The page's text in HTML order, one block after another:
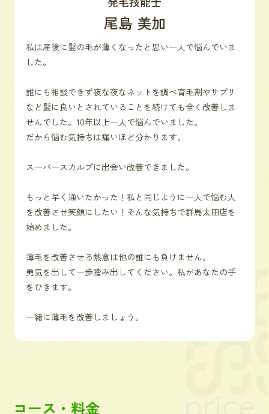
尾島 美加
私は産後に髪の毛が薄くなったと思い一人で悩んでいま
した。
誰にも相談できず夜な夜なネットを調べ育毛剤やサプリ
など髪に良いとされていることを続けても全く改善しま
せんでした。10年以上一人で悩んでいました。
だから悩む気持ちは痛いほど分かります。
スーパースカルプに出会い改善できました。
もっと早く通いたかった！私と同じように一人で悩む人
を改善させ笑顔にしたい！そんな気持ちで群馬太田店を
始めました。
薄毛を改善させる熱意は他の誰にも負けません。
勇気を出して一歩踏み出してください。私があなたの手
をひきます。
一緒に薄毛を改善しましょう。
コース・料金